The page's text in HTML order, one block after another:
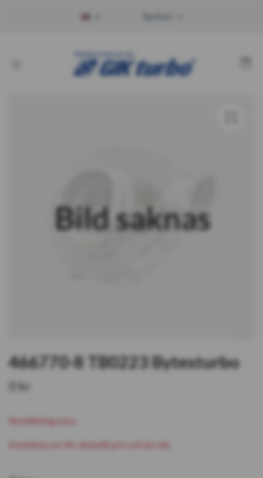
466770-8 TB0223 Bytesturbo
0 kr
Beställningsvara
Kontakta oss för aktuellt pris och lev tid.